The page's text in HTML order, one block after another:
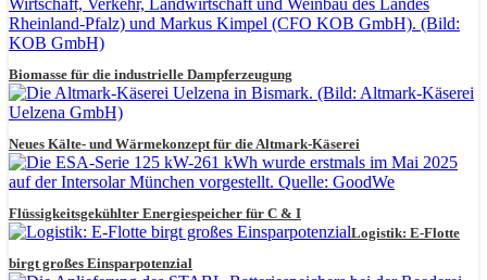
Biomasse für die industrielle Dampferzeugung
Neues Kälte- und Wärmekonzept für die Altmark-Käserei
Flüssigkeitsgekühlter Energiespeicher für C & I
Logistik: E-Flotte
birgt großes Einsparpotenzial